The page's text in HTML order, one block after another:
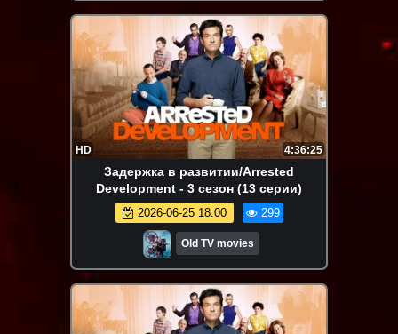
HD 4:36:25
Задержка в развитии/Arrested
Development - 3 сезон (13 серии)
2026-06-25 18:00 299
Old TV movies